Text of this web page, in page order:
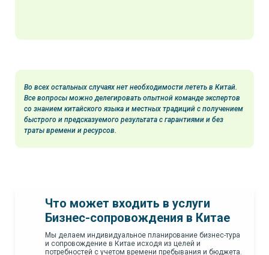
Во всех остальных случаях нет необходимости лететь в Китай.
Все вопросы можно делегировать опытной команде экспертов
со знанием китайского языка и местных традиций с получением
быстрого и предсказуемого результата с гарантиями и без
траты времени и ресурсов.
Что может входить в услуги
Бизнес-сопровождения в Китае
Мы делаем индивидуальное планирование бизнес-тура
и сопровождение в Китае исходя из целей и
потребностей с учетом времени пребывания и бюджета.